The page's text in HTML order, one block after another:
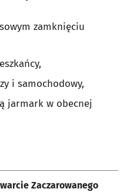
zamknięciu
i samochodowy,
jarmark w obecnej
Zaczarowanego